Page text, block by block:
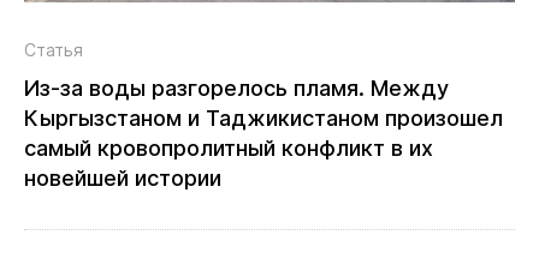
Статья
Из‑за воды разгорелось пламя. Между
Кыргызстаном и Таджикистаном произошел
самый кровопролитный конфликт в их
новейшей истории